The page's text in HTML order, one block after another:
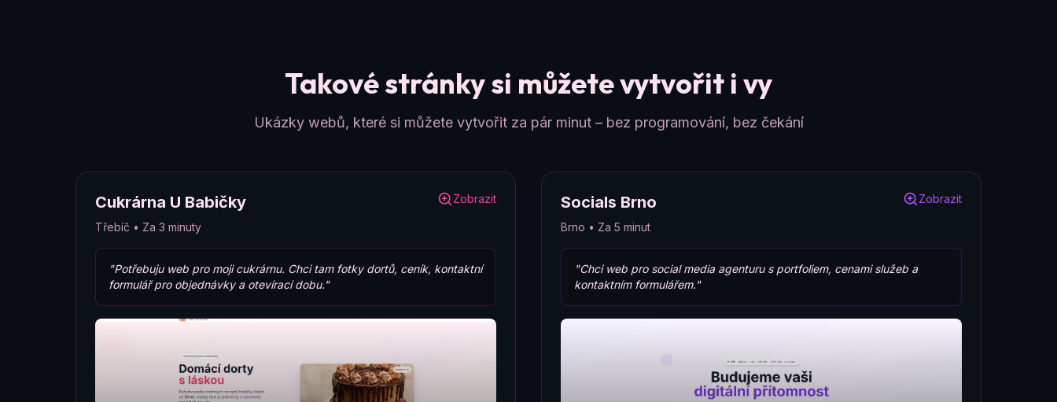
Takové stránky si můžete vytvořit i vy
Ukázky webů, které si můžete vytvořit za pár minut – bez programování, bez čekání
Cukrárna U Babičky
Třebíč • Za 3 minuty
Zobrazit
"Potřebuju web pro moji cukrárnu. Chci tam fotky dortů, ceník, kontaktní
formulář pro objednávky a otevírací dobu."
Socials Brno
Brno • Za 5 minut
Zobrazit
"Chci web pro social media agenturu s portfoliem, cenami služeb a
kontaktním formulářem."